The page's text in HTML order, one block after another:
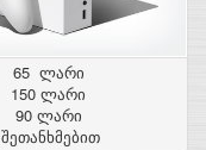
65 ლარი
150 ლარი
90 ლარი
შეთანხმებით